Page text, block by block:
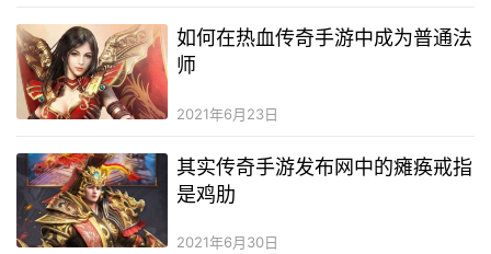
如何在热血传奇手游中成为普通法
师
2021年6月23日
其实传奇手游发布网中的瘫痪戒指
是鸡肋
2021年6月30日